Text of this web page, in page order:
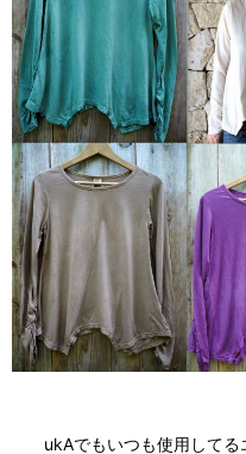
ukAでもいつも使用してる